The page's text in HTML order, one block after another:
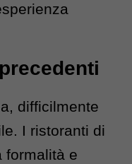
difficilmente
I ristoranti di
formalità e